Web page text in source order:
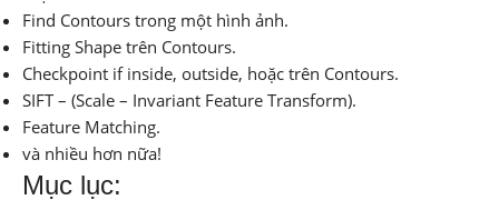
Find Contours trong một hình ảnh.
Fitting Shape trên Contours.
Checkpoint if inside, outside, hoặc trên Contours.
SIFT – (Scale – Invariant Feature Transform).
Feature Matching.
và nhiều hơn nữa!
Mục lục: